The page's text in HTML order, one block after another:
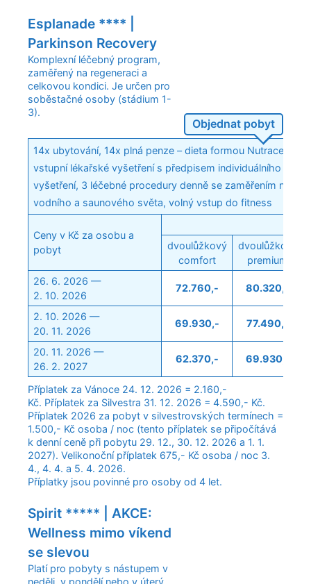
Esplanade **** |
Parkinson Recovery
Komplexní léčebný program,
zaměřený na regeneraci a
celkovou kondici. Je určen pro
soběstačné osoby (stádium 1-
3).
Objednat pobyt
14x ubytování, 14x plná penze – dieta formou
vstupní lékařské vyšetření s předpisem individuálního
vyšetření, 3 léčebné procedury denně se zaměřením na
vodního a saunového světa, volný vstup do fitness
Ceny v Kč za osobu a
pobyt
dvoulůžkový
comfort
dvoulůžkový
premium
26. 6. 2026 —
2. 10. 2026
72.760,- 80.320,-
2. 10. 2026 —
20. 11. 2026
69.930,- 77.490,-
20. 11. 2026 —
26. 2. 2027
62.370,- 69.930,-
Příplatek za Vánoce 24. 12. 2026 = 2.160,-
Kč. Příplatek za Silvestra 31. 12. 2026 = 4.590,- Kč.
Příplatek 2026 za pobyt v silvestrovských termínech =
1.500,- Kč osoba / noc (tento příplatek se připočítává
k denní ceně při pobytu 29. 12., 30. 12. 2026 a 1. 1.
2027). Velikonoční příplatek 675,- Kč osoba / noc 3.
4., 4. 4. a 5. 4. 2026.
Příplatky jsou povinné pro osoby od 4 let.
Spirit ***** | AKCE:
Wellness mimo víkend
se slevou
Platí pro pobyty s nástupem v
neděli, v pondělí nebo v úterý.